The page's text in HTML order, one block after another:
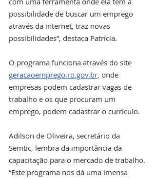
possibilidade de buscar um emprego
através da internet, traz novas
possibilidades”, destaca Patrícia.
O programa funciona através do site
geracaoemprego.ro.gov.br, onde
empresas podem cadastrar vagas de
trabalho e os que procuram um
emprego, podem cadastrar o currículo.
Adilson de Oliveira, secretário da
Semtic, lembra da importância da
capacitação para o mercado de trabalho.
“Este programa nos dá uma imensa